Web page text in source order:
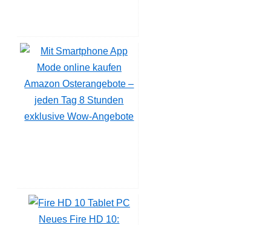
Amazon Osterangebote –
jeden Tag 8 Stunden
exklusive Wow-Angebote
Neues Fire HD 10: